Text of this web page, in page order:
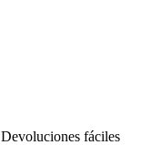
Devoluciones fáciles